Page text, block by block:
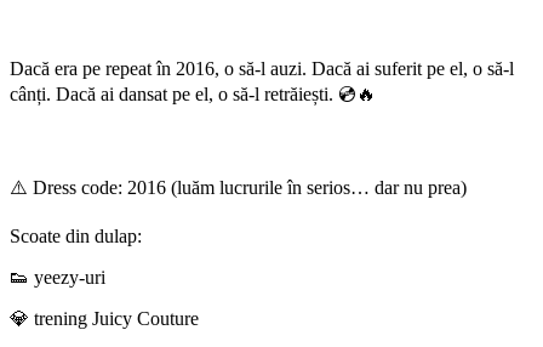
Dacă era pe repeat în 2016, o să-l auzi. Dacă ai suferit pe el, o să-l
cânți. Dacă ai dansat pe el, o să-l retrăiești. 💿🔥
⚠️ Dress code: 2016 (luăm lucrurile în serios… dar nu prea)
Scoate din dulap:
👟 yeezy-uri
💎 trening Juicy Couture